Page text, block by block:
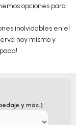
opciones para
inolvidables en el
hoy mismo y
y más.)